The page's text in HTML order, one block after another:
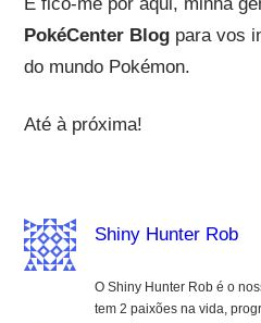
PokéCenter Blogpara vos
do mundo Pokémon.
Até à próxima!
Shiny Hunter Rob
O Shiny Hunter Rob é o
tem 2 paixões na vida,